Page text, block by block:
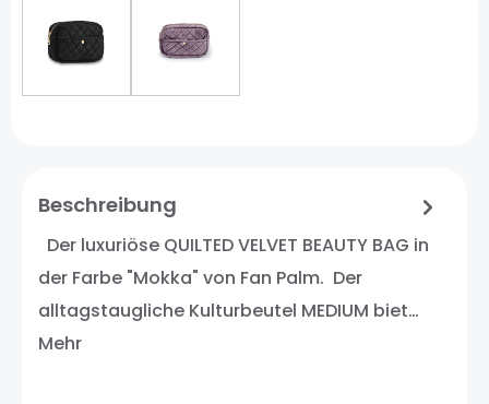
Beschreibung
Der luxuriöse QUILTED VELVET BEAUTY BAG in
der Farbe "Mokka" von Fan Palm. Der
alltagstaugliche Kulturbeutel MEDIUM biet…
Mehr